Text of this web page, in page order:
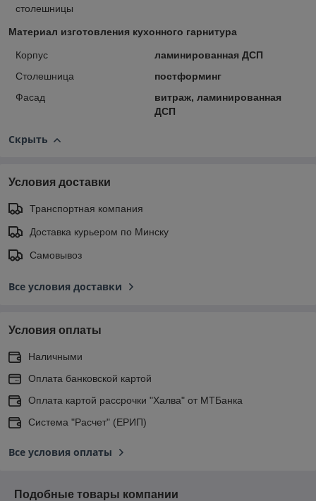
столешницы
Материал изготовления кухонного гарнитура
Корпус
ламинированная ДСП
Столешница
постформинг
Фасад
витраж, ламинированная
ДСП
Скрыть
Условия доставки
Транспортная компания
Доставка курьером по Минску
Самовывоз
Все условия доставки
Условия оплаты
Наличными
Оплата банковской картой
Оплата картой рассрочки "Халва" от МТБанка
Система "Расчет" (ЕРИП)
Все условия оплаты
Подобные товары компании